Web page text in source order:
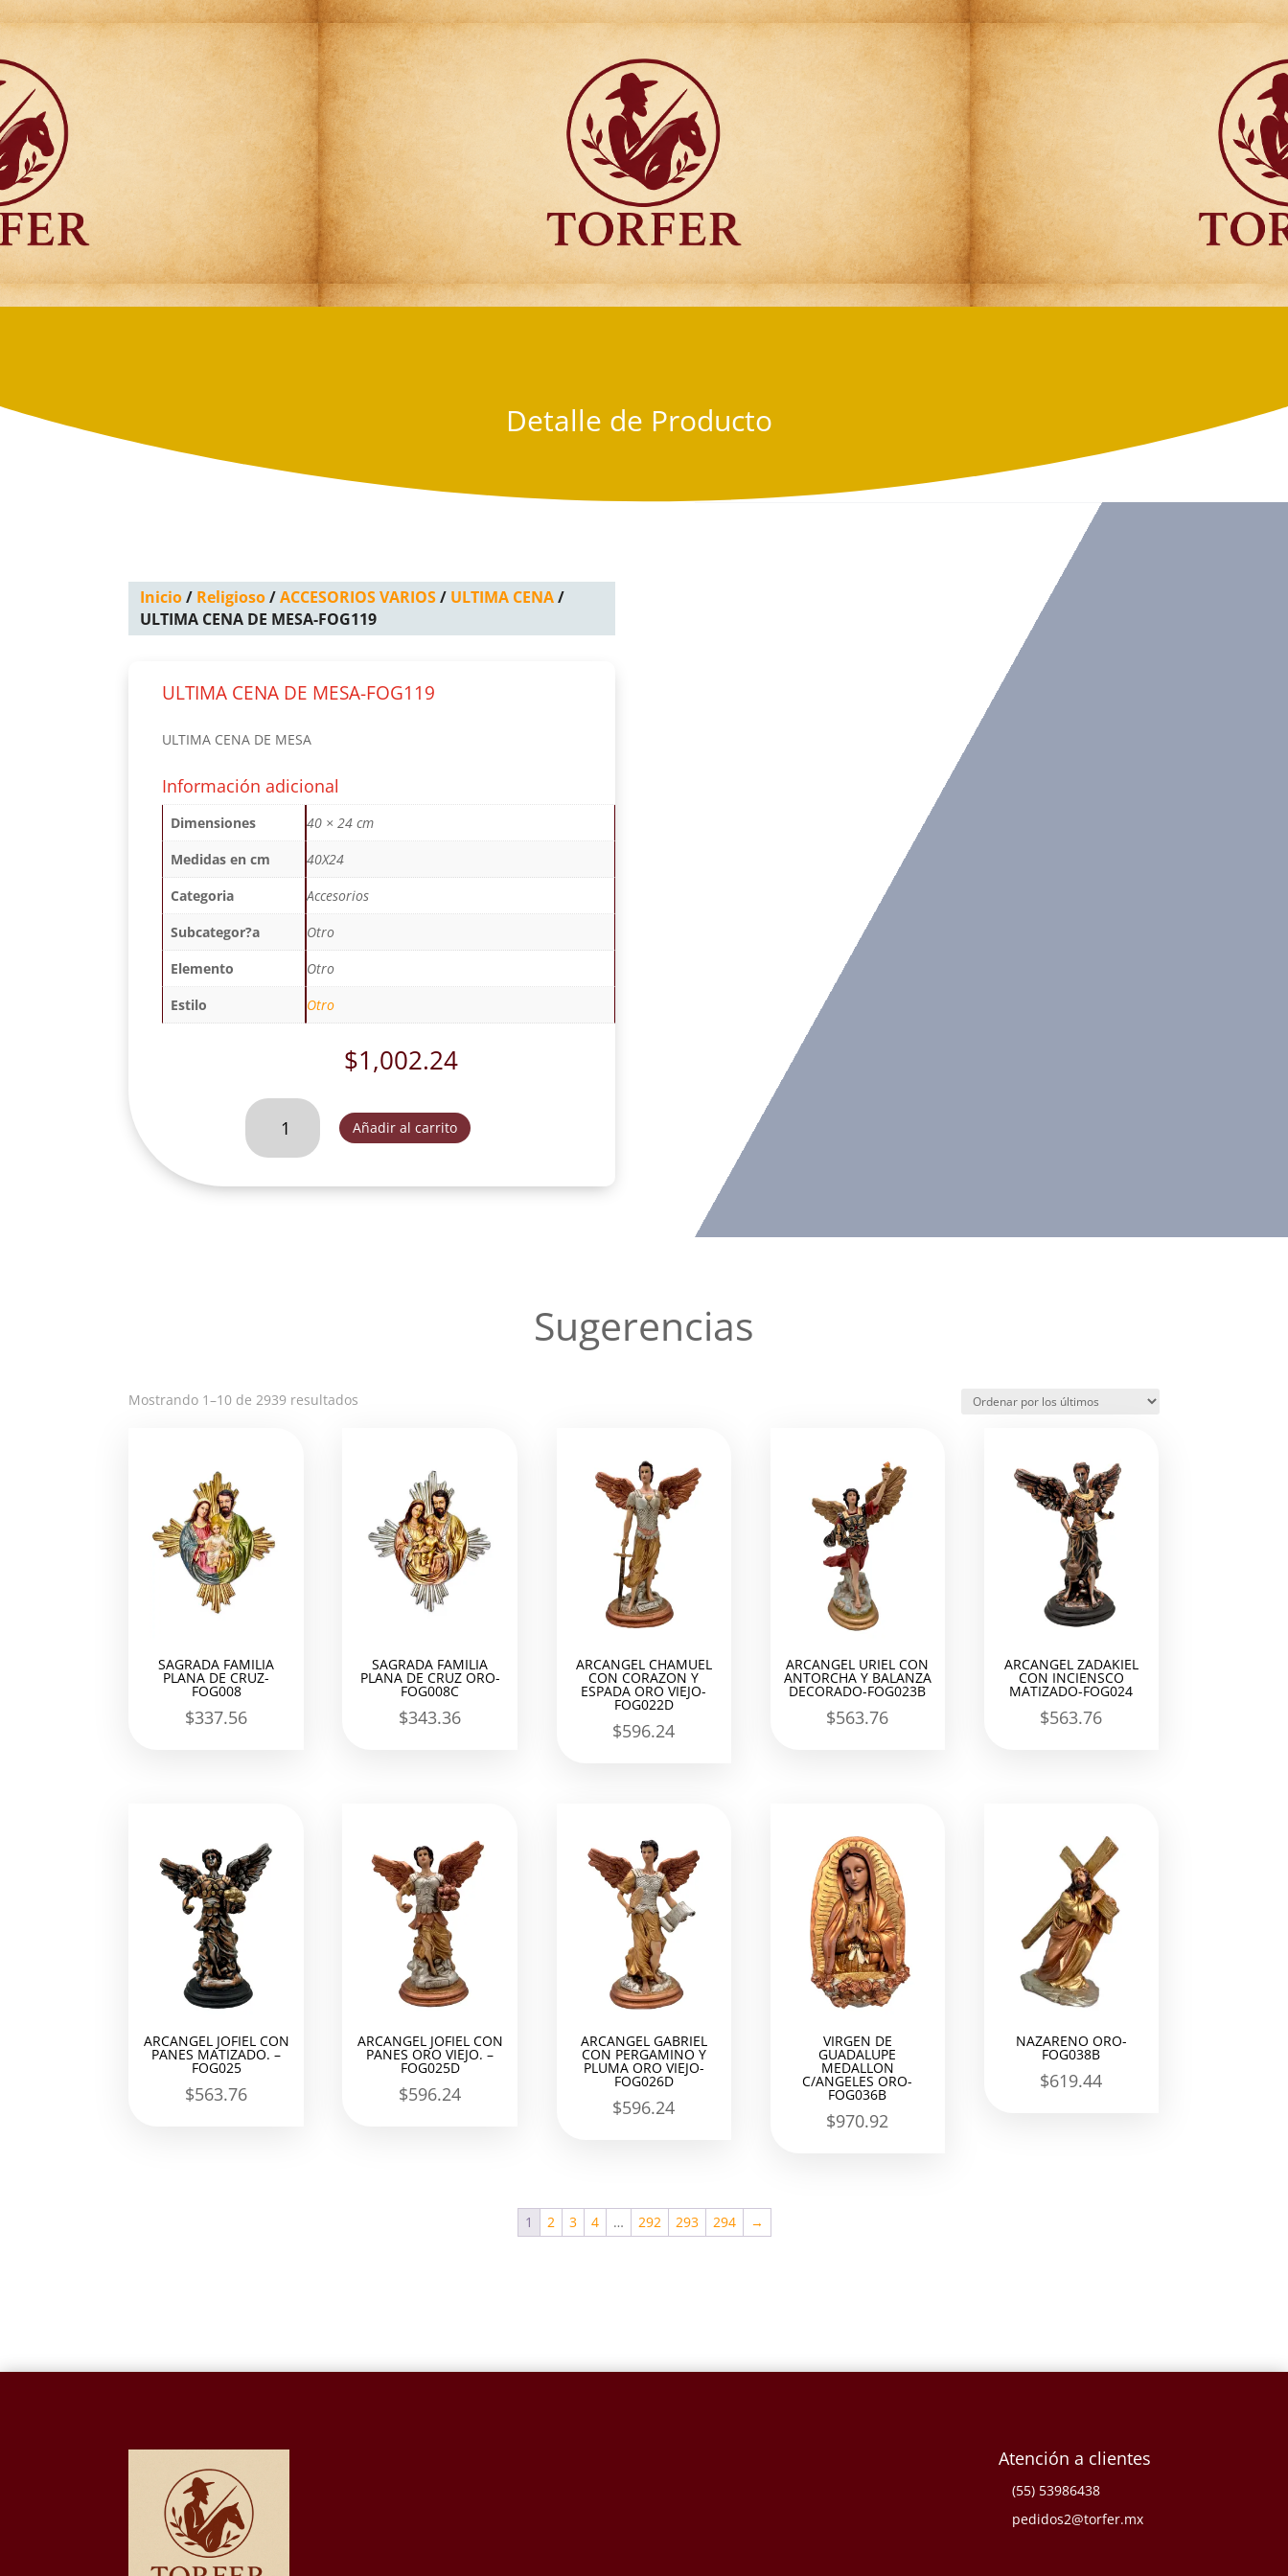
Articulos para Regalo Torfer.
Detalle de Producto
Inicio/ Religioso/ACCESORIOS VARIOS/ ULTIMA CENA/
ULTIMA CENA DE MESA-FOG119
ULTIMA CENA DE MESA-FOG119
ULTIMA CENA DE MESA
Información adicional
Dimensiones
40 × 24 cm
Medidas en cm
40X24
Categoria
Accesorios
Subcategor?a
Otro
Elemento
Otro
Estilo
Otro
$1,002.24
ULTIMA
DE
FOG119
Añadir al carrito
Sugerencias
Mostrando 1–10 de 2939 resultados
SAGRADA FAMILIA
PLANA DE CRUZ-
FOG008
$337.56
SAGRADA FAMILIA
PLANA DE CRUZ ORO-
FOG008C
$343.36
ARCANGEL CHAMUEL
CON CORAZON Y
ESPADA ORO VIEJO-
FOG022D
$596.24
ARCANGEL URIEL CON
ANTORCHA Y BALANZA
DECORADO-FOG023B
$563.76
ARCANGEL ZADAKIEL
CON INCIENSCO
MATIZADO-FOG024
$563.76
ARCANGEL JOFIEL CON
PANES MATIZADO. –
FOG025
$563.76
ARCANGEL JOFIEL CON
PANES ORO VIEJO. –
FOG025D
$596.24
ARCANGEL GABRIEL
CON PERGAMINO Y
PLUMA ORO VIEJO-
FOG026D
$596.24
VIRGEN DE
GUADALUPE
MEDALLON
C/ANGELES ORO-
FOG036B
$970.92
NAZARENO ORO-
FOG038B
$619.44
1 2 3 4 … 292 293 294 →
Atención a clientes
(55) 53986438
pedidos2@torfer.mx